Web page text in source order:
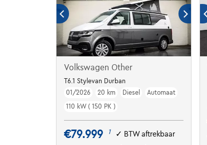
Volkswagen Other
T6.1 Stylevan Durban
01/2026
20 km Diesel
Automaat
110 kW ( 150 PK )
€79.999 1 ✓ BTW aftrekbaar